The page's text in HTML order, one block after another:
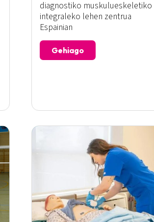
diagnostiko muskulueskeletiko
integraleko lehen zentrua
Espainian
Gehiago